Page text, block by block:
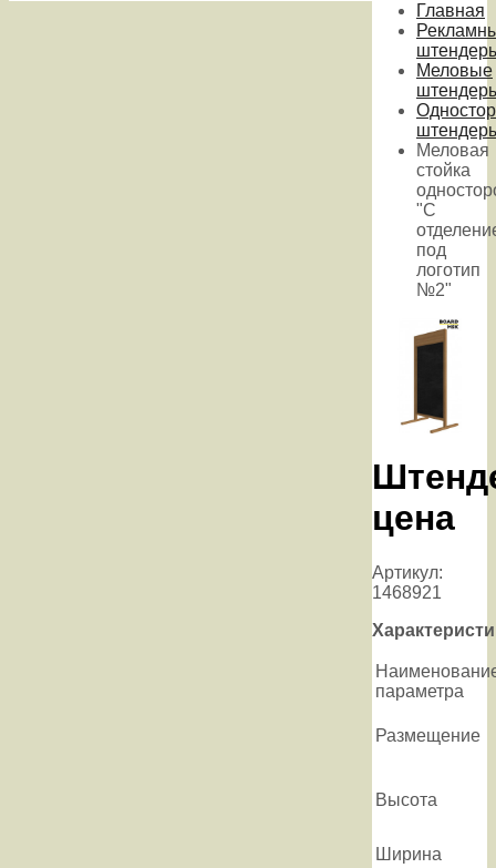
Главная
Меловые
Меловая
стойка
"С
под
логотип
№2"
цена
Артикул:
1468921
параметра
Размещение
Высота
Ширина